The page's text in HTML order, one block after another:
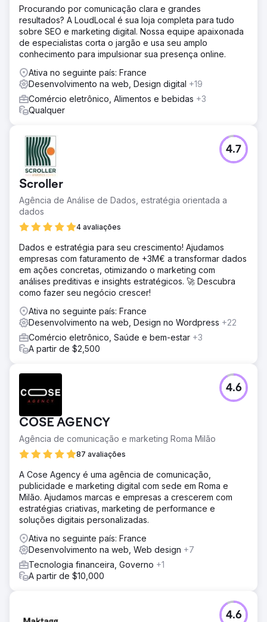
Procurando por comunicação clara e grandes
resultados? A LoudLocal é sua loja completa para tudo
sobre SEO e marketing digital. Nossa equipe apaixonada
de especialistas corta o jargão e usa seu amplo
conhecimento para impulsionar sua presença online.
Ativa no seguinte país: France
Desenvolvimento na web, Design digital +19
Comércio eletrônico, Alimentos e bebidas +3
Qualquer
Scroller
Agência de Análise de Dados, estratégia orientada a
dados
4 avaliações
4.7
Dados e estratégia para seu crescimento! Ajudamos
empresas com faturamento de +3M€ a transformar dados
em ações concretas, otimizando o marketing com
análises preditivas e insights estratégicos. 🚀 Descubra
como fazer seu negócio crescer!
Ativa no seguinte país: France
Desenvolvimento na web, Design no Wordpress +22
Comércio eletrônico, Saúde e bem-estar +3
A partir de $2,500
COSE AGENCY
Agência de comunicação e marketing Roma Milão
87 avaliações
4.6
A Cose Agency é uma agência de comunicação,
publicidade e marketing digital com sede em Roma e
Milão. Ajudamos marcas e empresas a crescerem com
estratégias criativas, marketing de performance e
soluções digitais personalizadas.
Ativa no seguinte país: France
Desenvolvimento na web, Web design +7
Tecnologia financeira, Governo +1
A partir de $10,000
4.6